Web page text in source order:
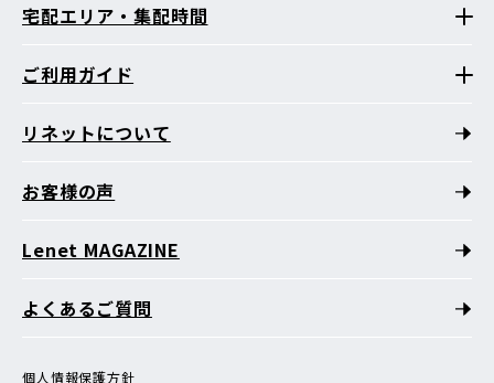
宅配エリア・集配時間
ご利用ガイド
リネットについて
お客様の声
Lenet MAGAZINE
よくあるご質問
個人情報保護方針